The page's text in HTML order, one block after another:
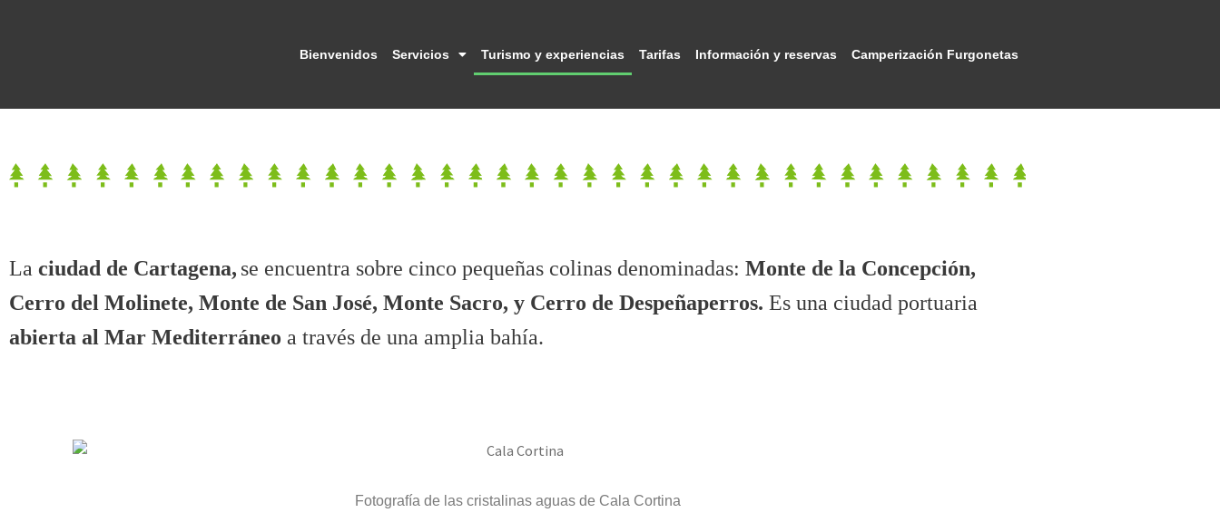
Bienvenidos Servicios Turismo y experiencias Tarifas Información y reservas Camperización Furgonetas
La ciudad de Cartagena, se encuentra sobre cinco pequeñas colinas denominadas: Monte de la Concepción,
Cerro del Molinete, Monte de San José, Monte Sacro, y Cerro de Despeñaperros. Es una ciudad portuaria
abierta al Mar Mediterráneo a través de una amplia bahía.
Fotografía de las cristalinas aguas de Cala Cortina